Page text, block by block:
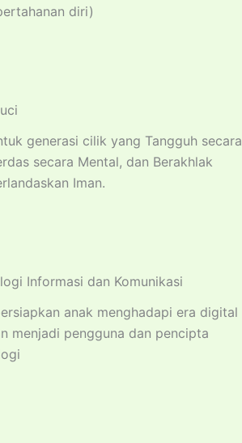
diri)
generasi cilik yang Tangguh secara
secara Mental, dan Berakhlak
Iman.
Informasi dan Komunikasi
anak menghadapi era digital
menjadi pengguna dan pencipta